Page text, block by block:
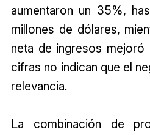
aumentaron un 35%,
millones de dólares,
neta de ingresos mejoró
cifras no indican que el
relevancia.
La combinación de